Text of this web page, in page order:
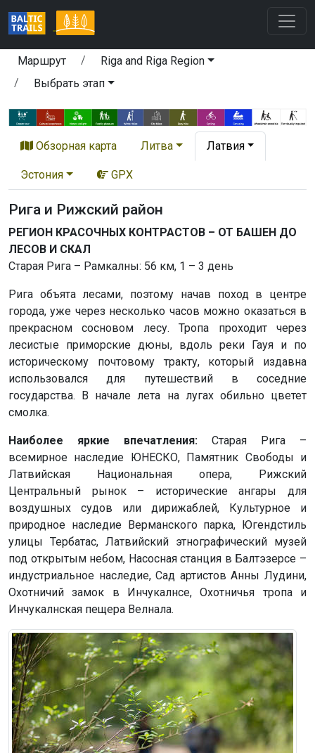
Маршрут
Riga and Riga Region
Выбрать этап
Обзорная карта Литва Латвия
Эстония GPX
Рига и Рижский район
РЕГИОН КРАСОЧНЫХ КОНТРАСТОВ – ОТ БАШЕН ДО
ЛЕСОВ И СКАЛ
Старая Рига – Рамкалны: 56 км, 1 – 3 день
Рига объята лесами, поэтому начав поход в центре
города, уже через несколько часов можно оказаться в
прекрасном сосновом лесу. Тропа проходит через
лесистые приморские дюны, вдоль реки Гауя и по
историческому почтовому тракту, который издавна
использовался для путешествий в соседние
государства. В начале лета на лугах обильно цветет
смолка.
Наиболее яркие впечатления: Старая Рига –
всемирное наследие ЮНЕСКО, Памятник Свободы и
Латвийская Национальная опера, Рижский
Центральный рынок – исторические ангары для
воздушных судов или дирижаблей, Культурное и
природное наследие Верманского парка, Югендстиль
улицы Тербатас, Латвийский этнографический музей
под открытым небом, Насосная станция в Балтэзерсе –
индустриальное наследие, Сад артистов Анны Лудини,
Охотничий замок в Инчукалнсе, Охотничья тропа и
Инчукалнская пещера Велнала.